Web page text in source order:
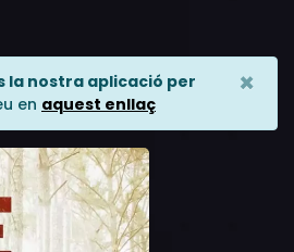
la nostra aplicació per
en aquest enllaç
×